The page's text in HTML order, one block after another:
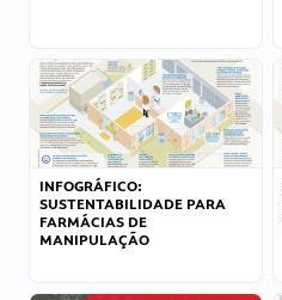
INFOGRÁFICO:
SUSTENTABILIDADE PARA
FARMÁCIAS DE
MANIPULAÇÃO